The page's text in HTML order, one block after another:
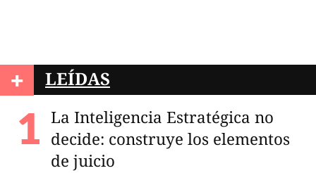
+ LEÍDAS
La Inteligencia Estratégica no
decide: construye los elementos
de juicio